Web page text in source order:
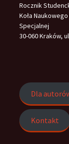
Rocznik
Koła
Specjalnej
30-060 Kraków,
Dla
Kontakt